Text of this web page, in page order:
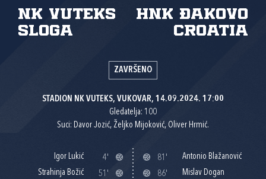
NK Vuteks
Sloga
HNK Đakovo
Croatia
ZAVRŠENO
STADION NK VUTEKS, VUKOVAR, 14.09.2024. 17:00
Gledatelja: 100
Suci: Davor Jozić, Željko Mijoković, Oliver Hrmić.
Igor Lukić
4'
Strahinja Božić
51'
81'
Antonio Blažanović
86'
Mislav Dogan